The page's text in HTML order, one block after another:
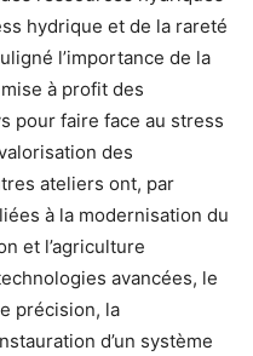
hydrique et de la rareté
l’importance de la
à profit des
pour faire face au stress
des
ateliers ont, par
à la modernisation du
et l’agriculture
avancées, le
précision, la
d’un système